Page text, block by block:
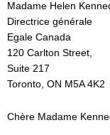
Madame Helen
Directrice générale
Egale Canada
120 Carlton Street,
Suite 217
Toronto, ON M5A 4K2
Chère Madame